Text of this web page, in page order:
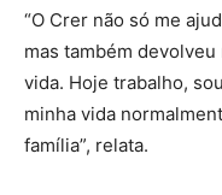
“O Crer não só me
mas também
vida. Hoje trabalho,
minha vida
família”, relata.